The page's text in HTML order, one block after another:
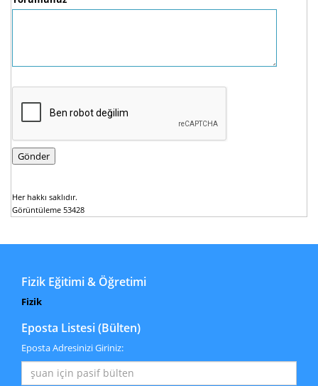
Her hakkı saklıdır.
Görüntüleme 53428
Fizik Eğitimi & Öğretimi
Fizik
Eposta Listesi (Bülten)
Eposta Adresinizi Giriniz: